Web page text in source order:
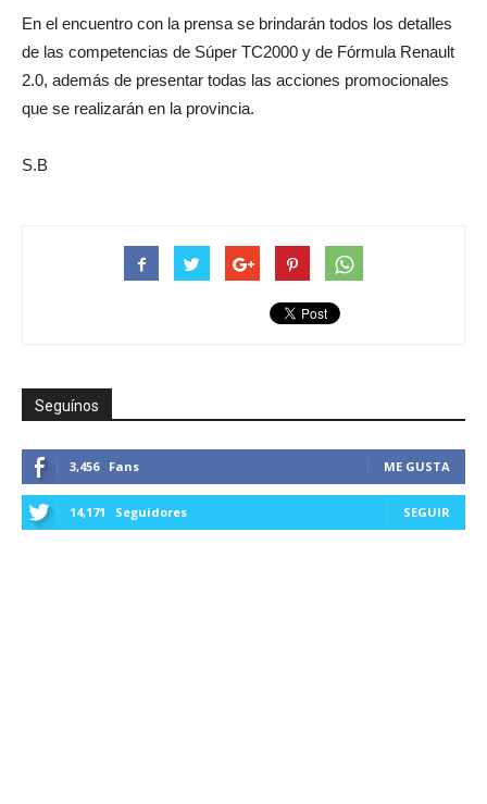
En el encuentro con la prensa se brindarán todos los detalles
de las competencias de Súper TC2000 y de Fórmula Renault
2.0, además de presentar todas las acciones promocionales
que se realizarán en la provincia.
S.B
Seguínos
3,456 Fans ME GUSTA
14,171 Seguidores SEGUIR